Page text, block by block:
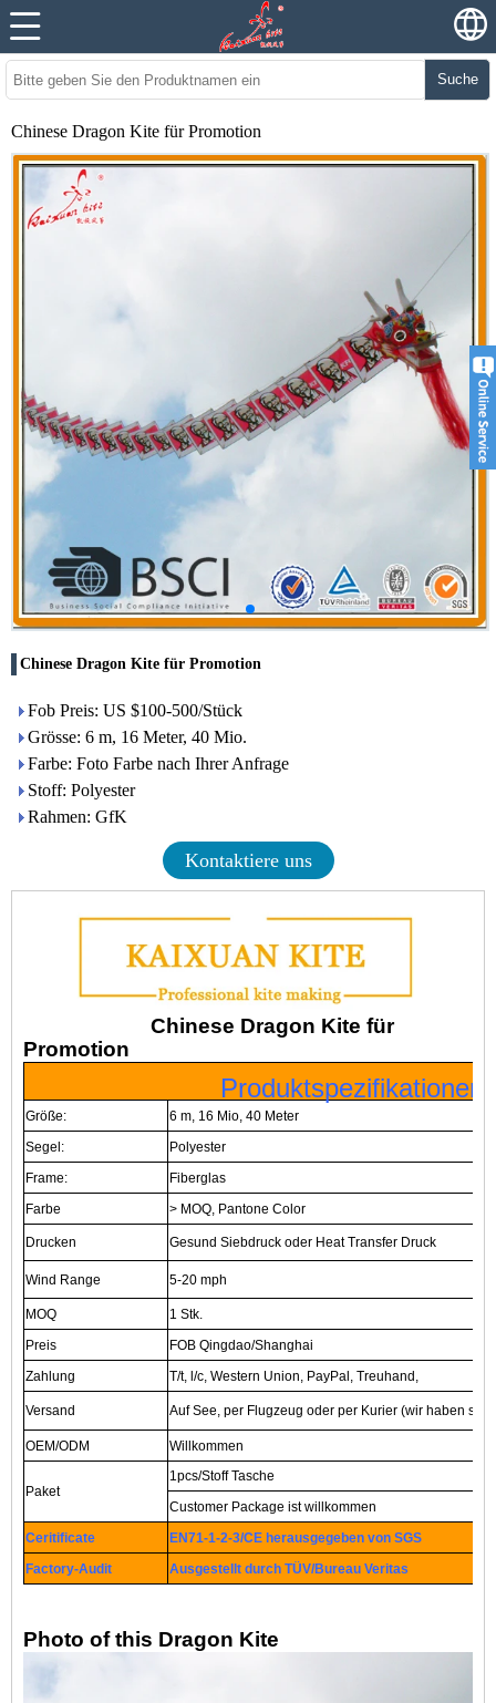
Suche
Chinese Dragon Kite für Promotion
Chinese Dragon Kite für Promotion
Fob Preis: US $100-500/Stück
Grösse: 6 m, 16 Meter, 40 Mio.
Farbe: Foto Farbe nach Ihrer Anfrage
Stoff: Polyester
Rahmen: GfK
Kontaktiere uns
Chinese Dragon Kite für
Promotion
Produktspezifikationen
Größe:
6 m, 16 Mio, 40 Meter
Segel:
Polyester
Frame:
Fiberglas
Farbe
> MOQ, Pantone Color
Drucken Gesund Siebdruck oder Heat Transfer Druck
Wind Range 5-20 mph
MOQ
1 Stk.
Preis
FOB Qingdao/Shanghai
Zahlung
T/t, l/c, Western Union, PayPal, Treuhand,
Versand Auf See, per Flugzeug oder per Kurier (wir haben
OEM/ODM Willkommen
Paket
1pcs/Stoff Tasche
Customer Package ist willkommen
Ceritificate
EN71-1-2-3/CE herausgegeben von SGS
Factory-Audit
Ausgestellt durch TÜV/Bureau Veritas
Photo of this Dragon Kite